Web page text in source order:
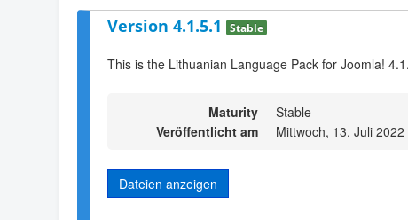
Version 4.1.5.1 Stable
This is the Lithuanian Language Pack for Joomla!
Maturity
Stable
Veröffentlicht am
Mittwoch, 13. Juli
Dateien anzeigen